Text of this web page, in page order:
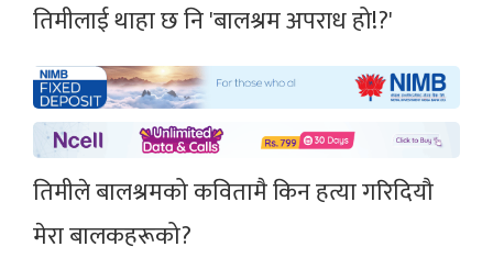
तिमीलाई थाहा छ नि 'बालश्रम अपराध हो!?'
तिमीले बालश्रमको कवितामै किन हत्या गरिदियौ
मेरा बालकहरूको?